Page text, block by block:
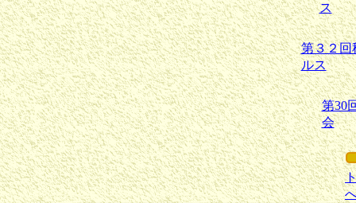
ス
第３２回
ルス
第30
会